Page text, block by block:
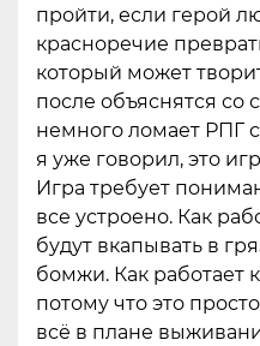
пройти, если герой
красноречие
который может
после объяснятся со
немного ломает РПГ
я уже говорил, это
Игра требует
все устроено. Как
будут вкапывать в
бомжи. Как работает
потому что это
всё в плане